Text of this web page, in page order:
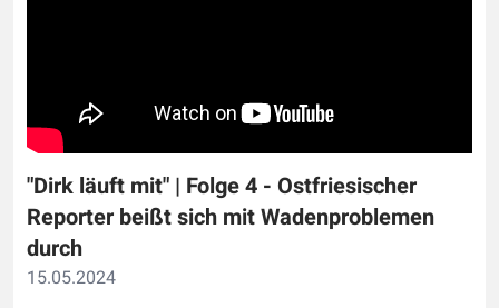
"Dirk läuft mit" | Folge 4 - Ostfriesischer
Reporter beißt sich mit Wadenproblemen
durch
15.05.2024